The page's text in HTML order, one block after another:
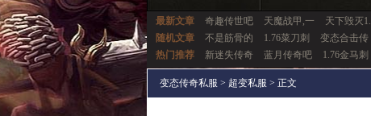
最新文章 奇趣传世吧 天魔战甲,一 天下毁灭1.
随机文章
不是筋骨的 1.76菜刀刺 变态合击传
热门推荐
新迷失传奇 蓝月传奇吧 1.76金马刺
变态传奇私服 > 超变私服 > 正文